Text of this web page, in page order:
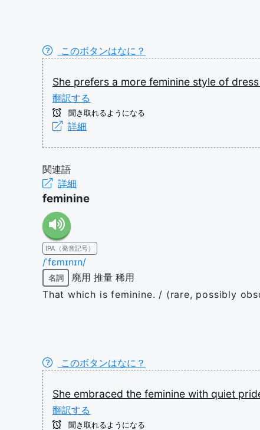
このボタンはなに？
She prefers a more feminine style of dress
翻訳する
聞き取れるようになる
詳細
関連語
詳細
feminine
IPA（発音記号）
/ˈfɛmɪnɪn/
名詞 廃用 推量 稀用
That which is feminine. / (rare, possibly
このボタンはなに？
She embraced the feminine with quiet
翻訳する
聞き取れるようになる